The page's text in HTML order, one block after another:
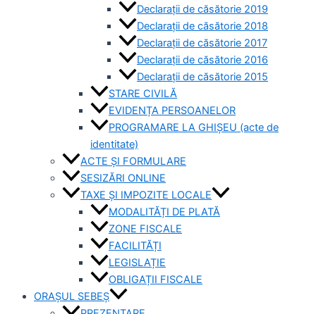
Declarații de căsătorie 2019
Declarații de căsătorie 2018
Declarații de căsătorie 2017
Declarații de căsătorie 2016
Declarații de căsătorie 2015
STARE CIVILĂ
EVIDENȚA PERSOANELOR
PROGRAMARE LA GHIȘEU (acte de
identitate)
ACTE ȘI FORMULARE
SESIZĂRI ONLINE
TAXE ȘI IMPOZITE LOCALE
MODALITĂȚI DE PLATĂ
ZONE FISCALE
FACILITĂȚI
LEGISLAȚIE
OBLIGAȚII FISCALE
ORAȘUL SEBEȘ